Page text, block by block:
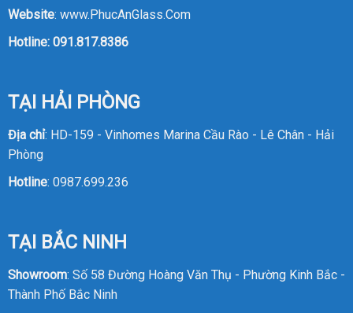
Website: www.PhucAnGlass.Com
Hotline: 091.817.8386
TẠI HẢI PHÒNG
Địa chỉ: HD-159 - Vinhomes Marina Cầu Rào - Lê Chân - Hải
Phòng
Hotline: 0987.699.236
TẠI BẮC NINH
Showroom: Số 58 Đường Hoàng Văn Thụ - Phường Kinh Bắc -
Thành Phố Bắc Ninh